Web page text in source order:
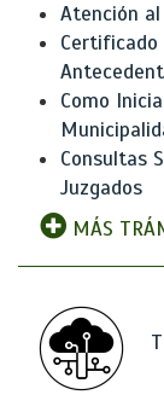
Atención
Certificado
Como
Consultas
Juzgados
MÁS